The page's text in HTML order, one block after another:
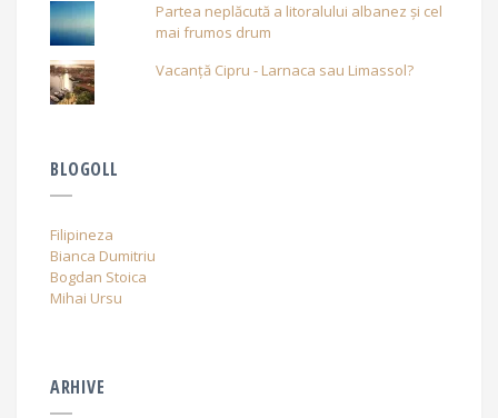
Partea neplăcută a litoralului albanez și cel
mai frumos drum
Vacanță Cipru - Larnaca sau Limassol?
BLOGOLL
Filipineza
Bianca Dumitriu
Bogdan Stoica
Mihai Ursu
ARHIVE